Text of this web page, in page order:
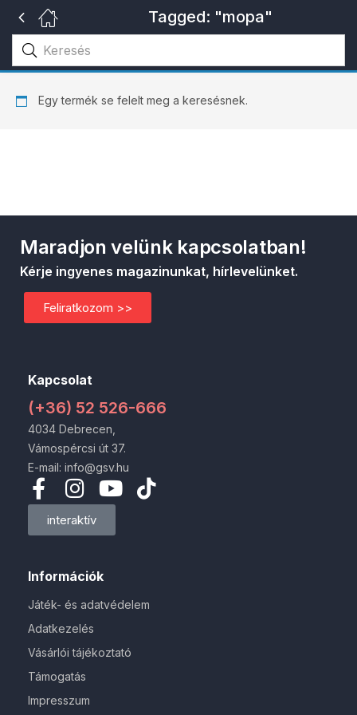
Tagged: "mopa"
Egy termék se felelt meg a keresésnek.
Információk
Játék- és adatvédelem
Adatkezelés
Vásárlói tájékoztató
Támogatás
Impresszum
Kapcsolat
(+36) 52 526-666
4034 Debrecen,
Vámospércsi út 37.
E-mail: info@gsv.hu
interaktív
Maradjon velünk kapcsolatban!
Kérje ingyenes magazinunkat, hírlevelünket.
Feliratkozom >>